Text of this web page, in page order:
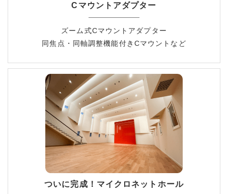
Cマウントアダプター
ズーム式Cマウントアダプター
同焦点・同軸調整機能付きCマウントなど
ついに完成！マイクロネットホール